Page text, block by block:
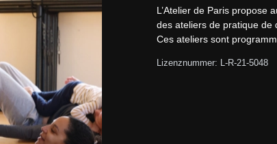
L’Atelier de Paris propose
des ateliers de pratique de
Ces ateliers sont
Lizenznummer: L-R-21-5048